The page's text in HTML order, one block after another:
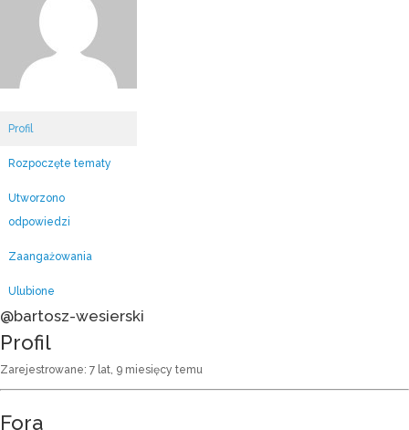
Profil
Rozpoczęte tematy
Utworzono
odpowiedzi
Zaangażowania
Ulubione
@bartosz-wesierski
Profil
Zarejestrowane: 7 lat, 9 miesięcy temu
Fora